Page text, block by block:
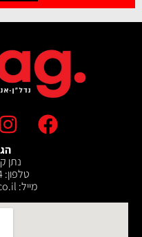
נתן
טלפון: 04-822-2244
מייל: ‫ido@imorag.co.il